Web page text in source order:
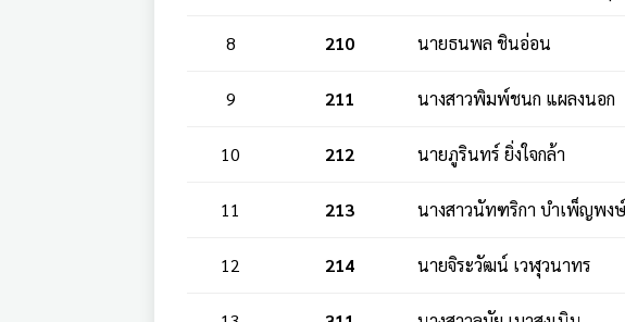
8 210 นายธนพล ชินอ่อน
9 211 นางสาวพิมพ์ชนก แผลงนอก
10 212 นายภูรินทร์ ยิ่งใจกล้า
11 213 นางสาวนัทฑริกา บำเพ็ญพง
12 214 นายจิระวัฒน์ เวฬุวนาทร